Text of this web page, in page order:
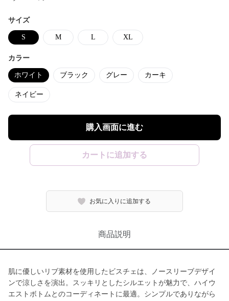
サイズ
S M L XL
カラー
ホワイト ブラック グレー カーキ
ネイビー
購入画面に進む
カートに追加する
お気に入りに追加する
商品説明
肌に優しいリブ素材を使用したビスチェは、ノースリーブデザイ
ンで涼しさを演出。スッキリとしたシルエットが魅力で、ハイウ
エストボトムとのコーディネートに最適。シンプルでありながら